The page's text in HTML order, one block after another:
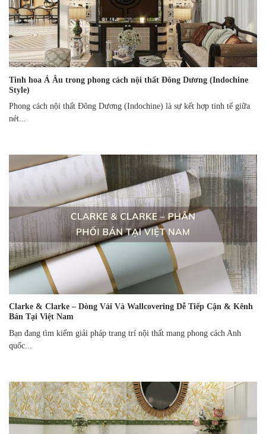
Tinh hoa Á Âu trong phong cách nội thất Đông Dương (Indochine
Style)
Phong cách nội thất Đông Dương (Indochine) là sự kết hợp tinh tế giữa
nét...
Clarke & Clarke – Dòng Vải Và Wallcovering Dễ Tiếp Cận & Kênh
Bán Tại Việt Nam
Bạn đang tìm kiếm giải pháp trang trí nội thất mang phong cách Anh
quốc...